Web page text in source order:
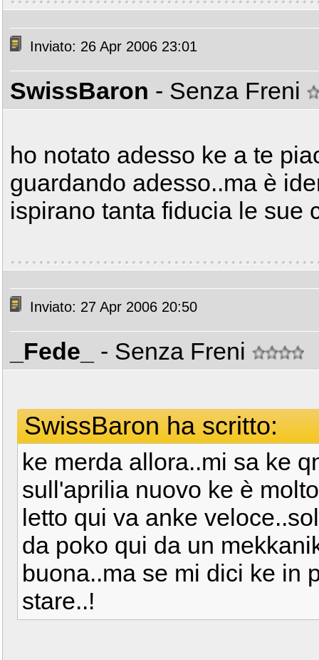
Inviato: 26 Apr 2006 23:01
SwissBaron - Senza Freni
ho notato adesso ke a te
guardando adesso..ma è
ispirano tanta fiducia le sue
Inviato: 27 Apr 2006 20:50
_Fede_ - Senza Freni
SwissBaron ha scritto:
ke merda allora..mi sa ke
sull'aprilia nuovo ke è
letto qui va anke
da poko qui da un
buona..ma se mi dici ke in
stare..!